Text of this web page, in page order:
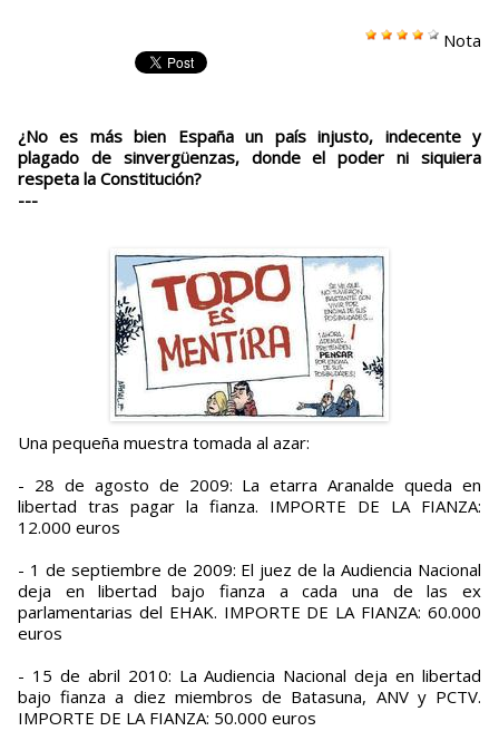
Nota
¿No es más bien España un país injusto, indecente y
plagado de sinvergüenzas, donde el poder ni siquiera
respeta la Constitución?
---
Una pequeña muestra tomada al azar:
- 28 de agosto de 2009: La etarra Aranalde queda en
libertad tras pagar la fianza. IMPORTE DE LA FIANZA:
12.000 euros
- 1 de septiembre de 2009: El juez de la Audiencia Nacional
deja en libertad bajo fianza a cada una de las ex
parlamentarias del EHAK. IMPORTE DE LA FIANZA: 60.000
euros
- 15 de abril 2010: La Audiencia Nacional deja en libertad
bajo fianza a diez miembros de Batasuna, ANV y PCTV.
IMPORTE DE LA FIANZA: 50.000 euros